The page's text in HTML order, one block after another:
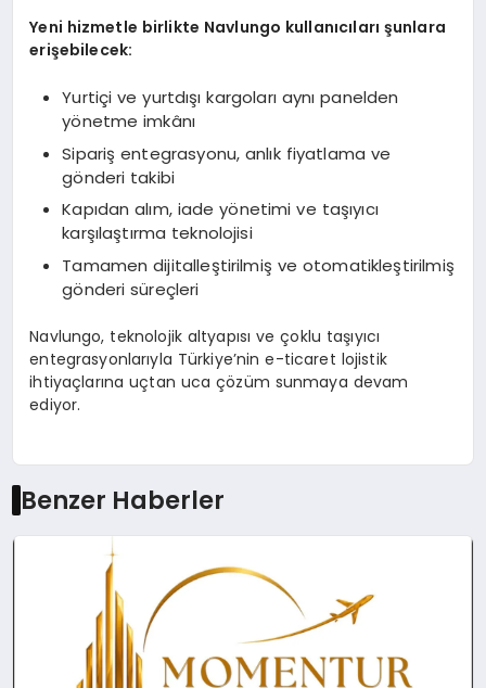
Yeni hizmetle birlikte Navlungo kullanıcıları şunlara
erişebilecek:
Yurtiçi ve yurtdışı kargoları aynı panelden
yönetme imkânı
Sipariş entegrasyonu, anlık fiyatlama ve
gönderi takibi
Kapıdan alım, iade yönetimi ve taşıyıcı
karşılaştırma teknolojisi
Tamamen dijitalleştirilmiş ve otomatikleştirilmiş
gönderi süreçleri
Navlungo, teknolojik altyapısı ve çoklu taşıyıcı
entegrasyonlarıyla Türkiye’nin e-ticaret lojistik
ihtiyaçlarına uçtan uca çözüm sunmaya devam
ediyor.
Benzer Haberler